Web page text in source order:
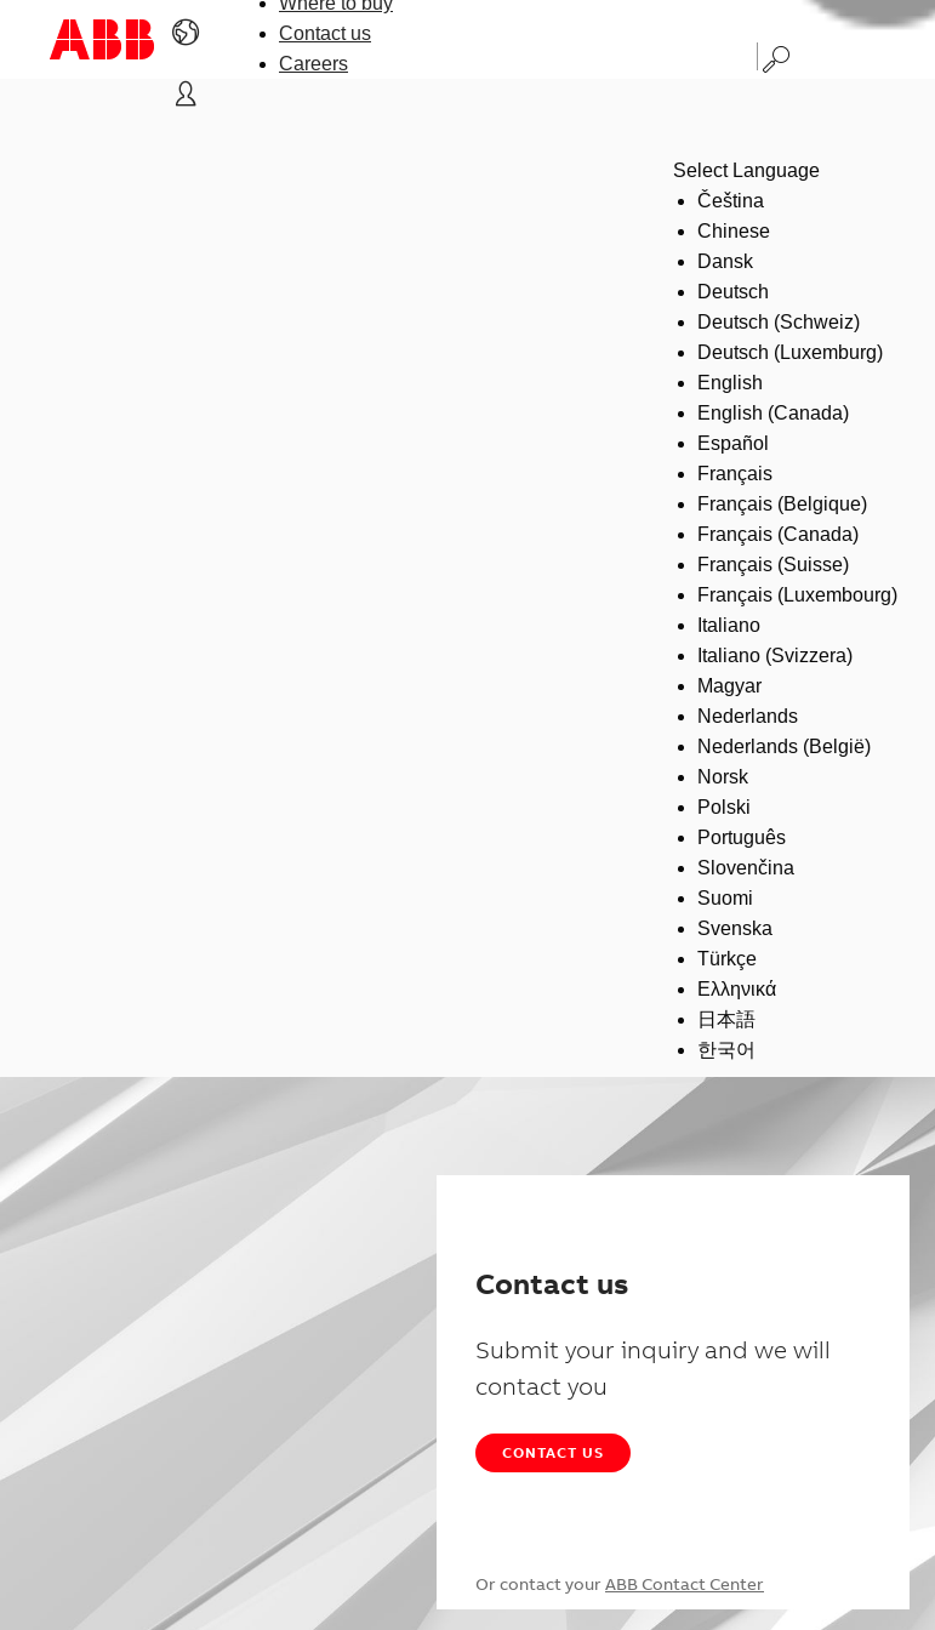
Contact us
Careers
Select Language
Čeština
Chinese
Dansk
Deutsch
Deutsch (Schweiz)
Deutsch (Luxemburg)
English
English (Canada)
Español
Français
Français (Belgique)
Français (Canada)
Français (Suisse)
Français (Luxembourg)
Italiano
Italiano (Svizzera)
Magyar
Nederlands
Nederlands (België)
Norsk
Polski
Português
Slovenčina
Suomi
Svenska
Türkçe
Ελληνικά
日本語
한국어
Contact us
Submit your inquiry and we will
contact you
CONTACT US
Or contact your ABB Contact Center